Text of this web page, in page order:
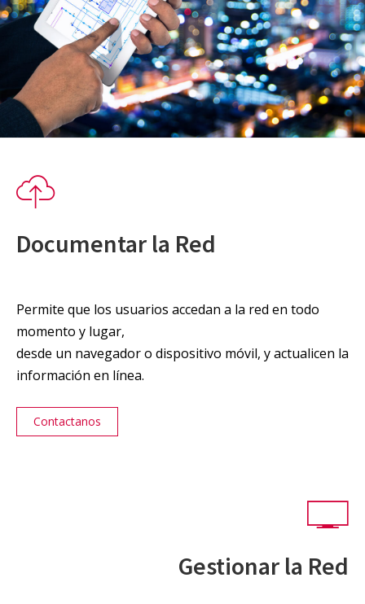
Documentar la Red
Permite que los usuarios accedan a la red en todo
momento y lugar,
desde un navegador o dispositivo móvil, y actualicen la
información en línea.
Contactanos
Gestionar la Red